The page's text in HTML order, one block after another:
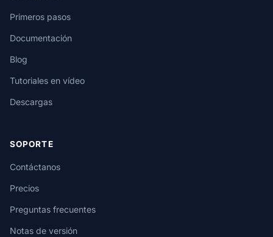
Primeros pasos
Documentación
Blog
Tutoriales en vídeo
Descargas
SOPORTE
Contáctanos
Precios
Preguntas frecuentes
Notas de versión